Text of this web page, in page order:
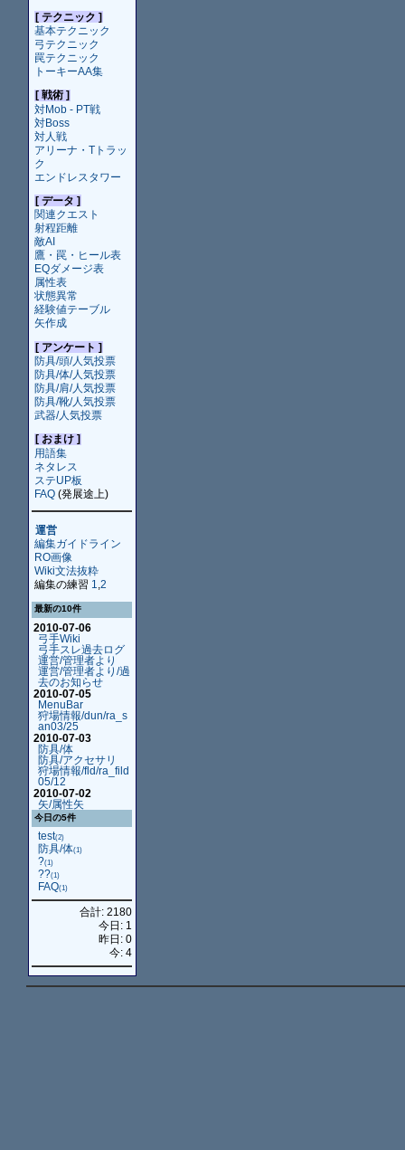
[ テクニック ]
基本テクニック
弓テクニック
罠テクニック
トーキーAA集
[ 戦術 ]
対Mob - PT戦
対Boss
対人戦
アリーナ・Tトラッ
ク
エンドレスタワー
[ データ ]
関連クエスト
射程距離
敵AI
鷹・罠・ヒール表
EQダメージ表
属性表
状態異常
経験値テーブル
矢作成
[ アンケート ]
防具/頭/人気投票
防具/体/人気投票
防具/肩/人気投票
防具/靴/人気投票
武器/人気投票
[ おまけ ]
用語集
ネタレス
ステUP板
FAQ(発展途上)
運営
編集ガイドライン
RO画像
Wiki文法抜粋
編集の練習 1 2
最新の10件
2010-07-06
弓手Wiki
弓手スレ過去ログ
運営/管理者より
運営/管理者より/過
去のお知らせ
2010-07-05
MenuBar
狩場情報/dun/ra_s
an03/25
2010-07-03
防具/体
防具/アクセサリ
狩場情報/fld/ra_fild
05/12
2010-07-02
矢/属性矢
今日の5件
test(2)
防具/体(1)
?(1)
??(1)
FAQ(1)
合計: 2180
今日: 1
昨日: 0
今: 4